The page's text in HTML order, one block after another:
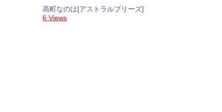
高町なのは[アストラルブリーズ]
6 Views